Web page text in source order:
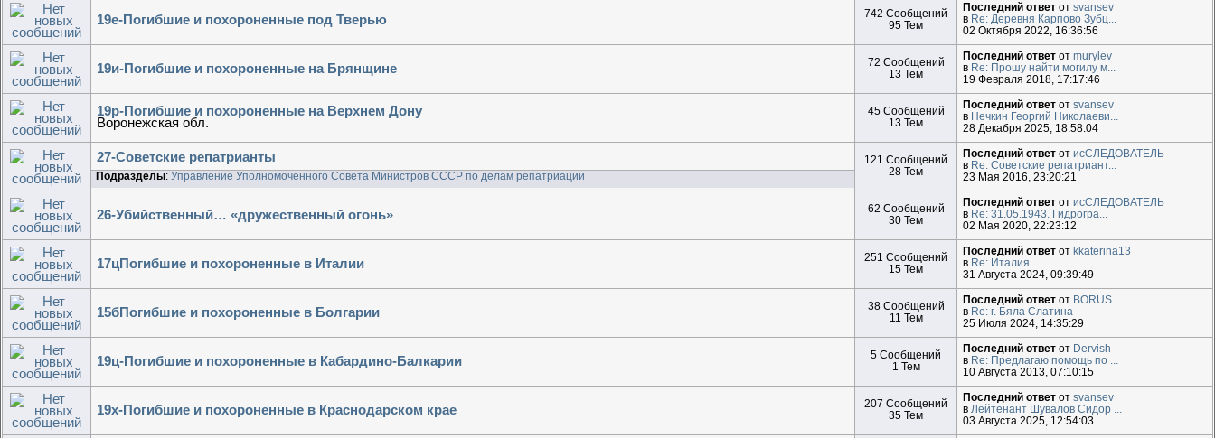
19е-Погибшие и похороненные под Тверью
742 Сообщений
95 Тем
Последний ответ отsvansev
в Re: Деревня Карпово Зубц...
02 Октября 2022, 16:36:56
19и-Погибшие и похороненные на Брянщине
72 Сообщений
13 Тем
Последний ответ отmurylev
в Re: Прошу найти могилу м...
19 Февраля 2018, 17:17:46
19р-Погибшие и похороненные на Верхнем Дону
Воронежская обл.
45 Сообщений
13 Тем
Последний ответ отsvansev
в Нечкин Георгий Николаеви...
28 Декабря 2025, 18:58:04
27-Советские репатрианты
Подразделы: Управление Уполномоченного Совета Министров СССР по делам репатриации
121 Сообщений
28 Тем
Последний ответ отисСЛЕДОВАТЕЛЬ
в Re: Советские репатриант...
23 Мая 2016, 23:20:21
26-Убийственный… «дружественный огонь»
62 Сообщений
30 Тем
Последний ответ отисСЛЕДОВАТЕЛЬ
в Re: 31.05.1943. Гидрогра...
02 Мая 2020, 22:23:12
17цПогибшие и похороненные в Италии
251 Сообщений
15 Тем
Последний ответ от kkaterina13
в Re: Италия
31 Августа 2024, 09:39:49
15бПогибшие и похороненные в Болгарии
38 Сообщений
11 Тем
Последний ответ от BORUS
в Re: г. Бяла Слатина
25 Июля 2024, 14:35:29
19ц-Погибшие и похороненные в Кабардино-Балкарии
5 Сообщений
1 Тем
Последний ответ от Dervish
в Re: Предлагаю помощь по ...
10 Августа 2013, 07:10:15
19х-Погибшие и похороненные в Краснодарском крае
207 Сообщений
35 Тем
Последний ответ отsvansev
вЛейтенант Шувалов Сидор ...
03 Августа 2025, 12:54:03